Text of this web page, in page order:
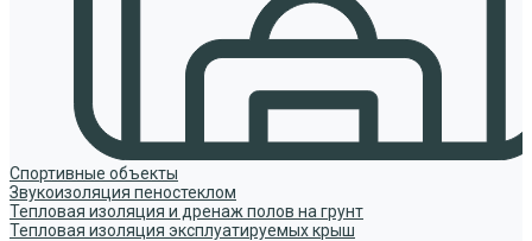
Спортивные объекты
Звукоизоляция пеностеклом
Тепловая изоляция и дренаж полов на грунт
Тепловая изоляция эксплуатируемых крыш